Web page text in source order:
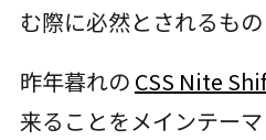
む際に必然とされるもの
昨年暮れの CSS Nite
来ることをメインテー